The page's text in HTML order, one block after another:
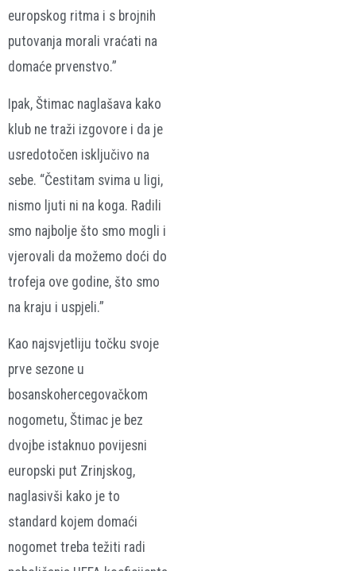
europskog ritma i s brojnih
putovanja morali vraćati na
domaće prvenstvo.”
Ipak, Štimac naglašava kako
klub ne traži izgovore i da je
usredotočen isključivo na
sebe. “Čestitam svima u ligi,
nismo ljuti ni na koga. Radili
smo najbolje što smo mogli i
vjerovali da možemo doći do
trofeja ove godine, što smo
na kraju i uspjeli.”
Kao najsvjetliju točku svoje
prve sezone u
bosanskohercegovačkom
nogometu, Štimac je bez
dvojbe istaknuo povijesni
europski put Zrinjskog,
naglasivši kako je to
standard kojem domaći
nogomet treba težiti radi